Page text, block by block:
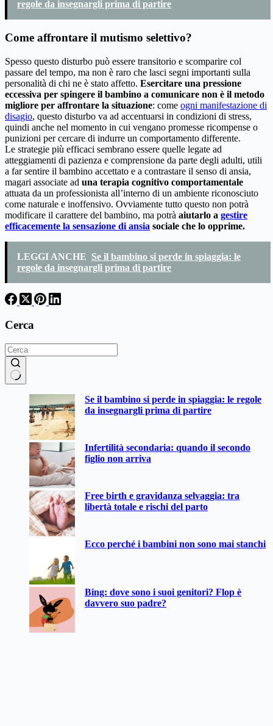
regole da insegnargli prima di partire
Come affrontare il mutismo selettivo?
Spesso questo disturbo può essere transitorio e scomparire col
passare del tempo, ma non è raro che lasci segni importanti sulla
personalità di chi ne è stato affetto. Esercitare una pressione
eccessiva per spingere il bambino a comunicare non è il metodo
migliore per affrontare la situazione: come ogni manifestazione di
disagio, questo disturbo va ad accentuarsi in condizioni di stress,
quindi anche nel momento in cui vengano promesse ricompense o
punizioni per cercare di indurre un comportamento differente.
Le strategie più efficaci sembrano essere quelle legate ad
atteggiamenti di pazienza e comprensione da parte degli adulti, utili
a far sentire il bambino accettato e a contrastare il senso di ansia,
magari associate ad una terapia cognitivo comportamentale
attuata da un professionista all’interno di un ambiente riconosciuto
come naturale e inoffensivo. Ovviamente tutto questo non potrà
modificare il carattere del bambino, ma potrà aiutarlo a gestire
efficacemente la sensazione di ansia sociale che lo opprime.
LEGGI ANCHE Se il bambino si perde in spiaggia: le
regole da insegnargli prima di partire
Cerca
Se il bambino si perde in spiaggia: le regole
da insegnargli prima di partire
Infertilità secondaria: quando il secondo
figlio non arriva
Free birth e gravidanza selvaggia: tra
libertà totale e rischi del parto
Ecco perché i bambini non sono mai stanchi
Bing: dove sono i suoi genitori? Flop è
davvero suo padre?